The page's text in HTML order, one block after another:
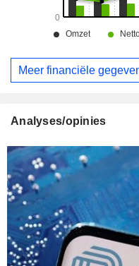
Meer financiële
Analyses/opinies